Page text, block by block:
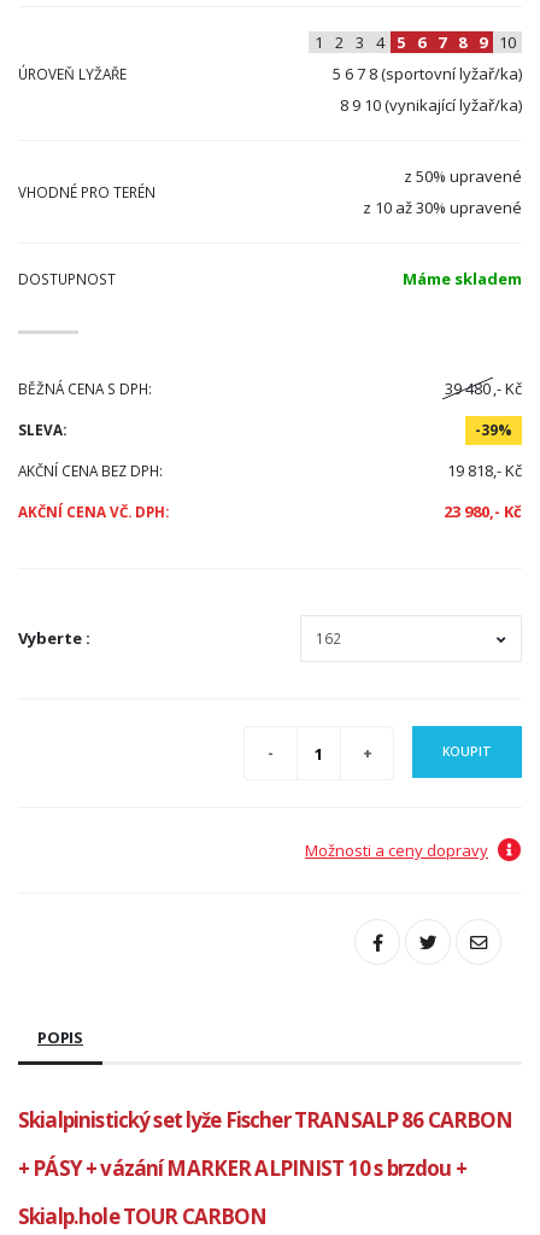
ÚROVEŇ LYŽAŘE
1 2 3 4 5 6 7 8 9
10
5 6 7 8 (sportovní lyžař/ka)
8 9 10 (vynikající lyžař/ka)
VHODNÉ PRO TERÉN
z 50% upravené
z 10 až 30% upravené
DOSTUPNOST Máme skladem
BĚŽNÁ CENA S DPH: 39 480,- Kč
SLEVA: -39%
AKČNÍ CENA BEZ DPH: 19 818,- Kč
AKČNÍ CENA VČ. DPH: 23 980,- Kč
Vyberte :
KOUPIT
Možnosti a ceny dopravy
POPIS
Skialpinistický set lyže Fischer TRANSALP 86 CARBON
+ PÁSY + vázání MARKER ALPINIST 10 s brzdou +
Skialp.hole TOUR CARBON